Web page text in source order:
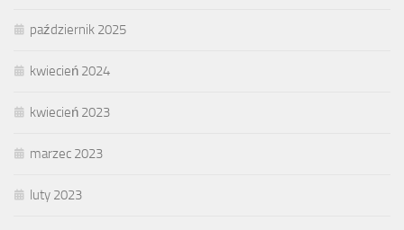
październik 2025
kwiecień 2024
kwiecień 2023
marzec 2023
luty 2023